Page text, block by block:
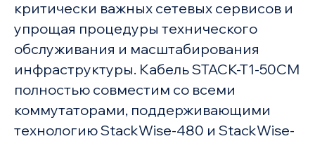
критически важных сетевых сервисов и
упрощая процедуры технического
обслуживания и масштабирования
инфраструктуры. Кабель STACK-T1-50CM
полностью совместим со всеми
коммутаторами, поддерживающими
технологию StackWise-480 и StackWise-